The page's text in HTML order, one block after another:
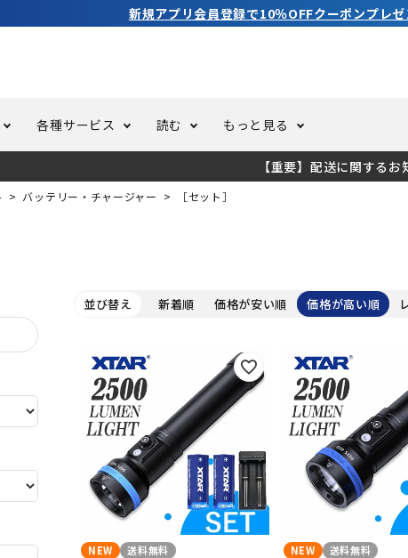
3,980円（税込）以上のご購入
ウェア ウエットスーツ
水中
ウエイト・ウエイトベルト アク
スイミング
店舗限定商品
各種サービス
オーバーホール
読む
特集
今
もっと見る
はじめての方へ
に 海
【重要】配送に関するお
バッテリー・チャージャー ［セット］
並び替え 新着順 価格が安い順 価格が高い順
NEW 送料無料 NEW 送料無料